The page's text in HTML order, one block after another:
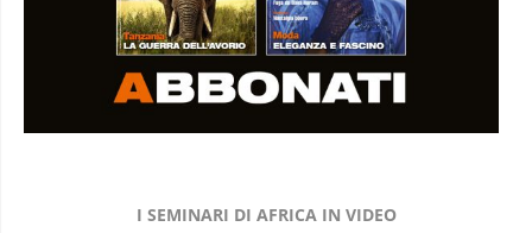
I SEMINARI DI AFRICA IN VIDEO